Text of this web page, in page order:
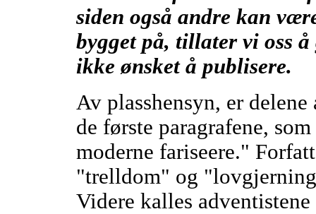
siden også andre kan
bygget på, tillater vi oss
ikke ønsket å publisere.
Av plasshensyn, er
de første paragrafene,
moderne fariseere."
"trelldom" og
Videre kalles